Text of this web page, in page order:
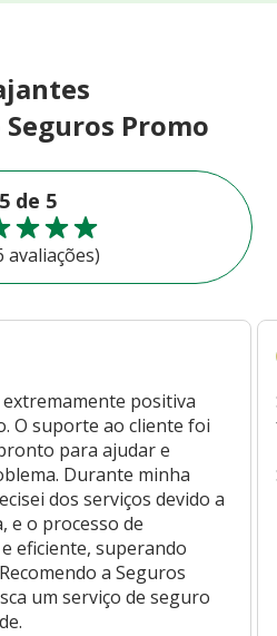
Promo
5 de 5
avaliações)
positiva
O suporte ao cliente foi
para ajudar e
Durante minha
dos serviços devido a
e o processo de
eficiente, superando
a Seguros
um serviço de seguro